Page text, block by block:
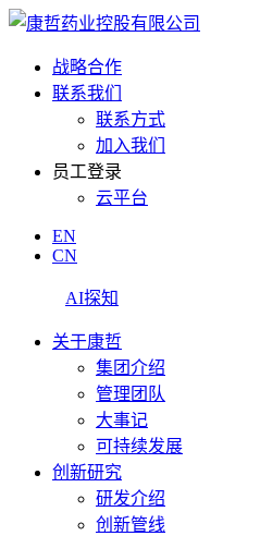
战略合作
联系我们
联系方式
加入我们
员工登录
云平台
EN
CN
AI探知
关于康哲
集团介绍
管理团队
大事记
可持续发展
创新研究
研发介绍
创新管线